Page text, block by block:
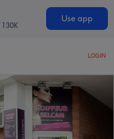
130K
Use app
LOGIN